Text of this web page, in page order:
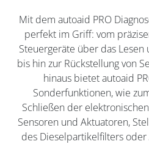
Mit dem autoaid PRO
perfekt im Griff: vom
Steuergeräte über das Lesen
bis hin zur Rückstellung von
hinaus bietet autoaid
Sonderfunktionen, wie
Schließen der
Sensoren und Aktuatoren,
des Dieselpartikelfilters